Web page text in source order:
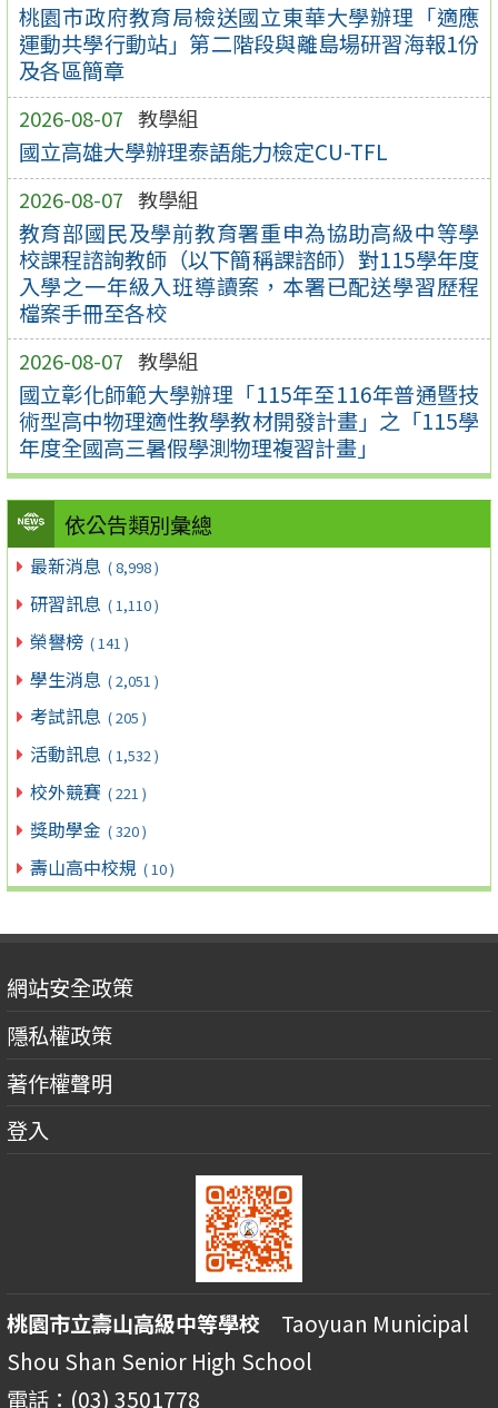
桃園市政府教育局檢送國立東華大學辦理「適應
運動共學行動站」第二階段與離島場研習海報1份
及各區簡章
2026-08-07 教學組
國立高雄大學辦理泰語能力檢定CU-TFL
2026-08-07 教學組
教育部國民及學前教育署重申為協助高級中等學
校課程諮詢教師（以下簡稱課諮師）對115學年度
入學之一年級入班導讀案，本署已配送學習歷程
檔案手冊至各校
2026-08-07 教學組
國立彰化師範大學辦理「115年至116年普通暨技
術型高中物理適性教學教材開發計畫」之「115學
年度全國高三暑假學測物理複習計畫」
依公告類別彙總
最新消息 ( 8,998 )
研習訊息 ( 1,110 )
榮譽榜 ( 141 )
學生消息 ( 2,051 )
考試訊息 ( 205 )
活動訊息 ( 1,532 )
校外競賽 ( 221 )
獎助學金 ( 320 )
壽山高中校規 ( 10 )
網站安全政策
隱私權政策
著作權聲明
登入
桃園市立壽山高級中等學校 Taoyuan Municipal
Shou Shan Senior High School
電話：(03) 3501778